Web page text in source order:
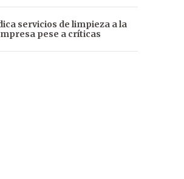
servicios de limpieza a la
pese a críticas